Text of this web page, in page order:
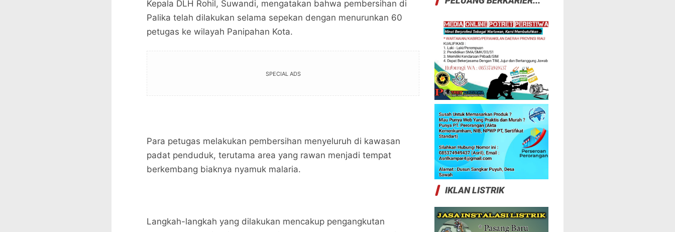
Kepala DLH Rohil, Suwandi, mengatakan bahwa pembersihan di
Palika telah dilakukan selama sepekan dengan menurunkan 60
petugas ke wilayah Panipahan Kota.
SPECIAL ADS
Para petugas melakukan pembersihan menyeluruh di kawasan
padat penduduk, terutama area yang rawan menjadi tempat
berkembang biaknya nyamuk malaria.
Langkah-langkah yang dilakukan mencakup pengangkutan
Dikembalikan
IKLAN LISTRIK